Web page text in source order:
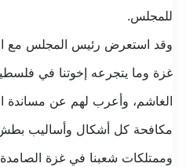
للمجلس.
وقد استعرض رئيس المجلس مع
غزة وما يتجرعه إخوتنا في
الغاشم، وأعرب لهم عن
مكافحة كل أشكال وأساليب بطش
وممتلكات شعبنا في غزة